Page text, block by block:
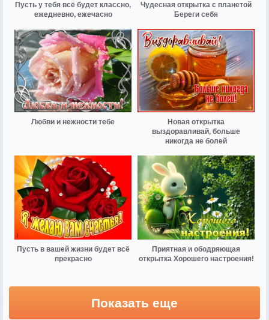
Пусть у тебя всё будет классно,
ежедневно, ежечасно
Чудесная открытка с планетой
Береги себя
Любви и нежности тебе
Новая открытка
выздоравливай, больше
никогда не болей
Пусть в вашей жизни будет всё
прекрасно
Приятная и ободряющая
открытка Хорошего настроения!
Показать еще